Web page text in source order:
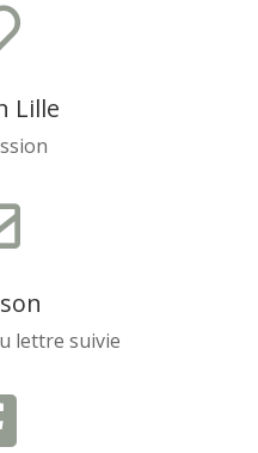
Lille
lettre suivie